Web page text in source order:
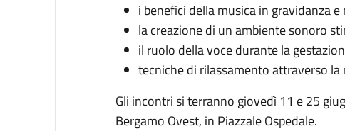
i benefici della musica in gravidanza
la creazione di un ambiente sonoro
il ruolo della voce durante la
tecniche di rilassamento attraverso la
Gli incontri si terranno giovedì 11 e 25
Bergamo Ovest, in Piazzale Ospedale.